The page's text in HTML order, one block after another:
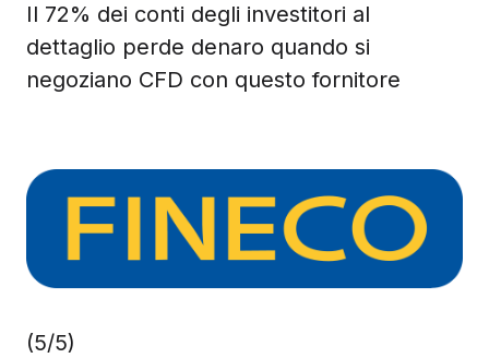
Il 72% dei conti degli investitori al
dettaglio perde denaro quando si
negoziano CFD con questo fornitore
(5/5)